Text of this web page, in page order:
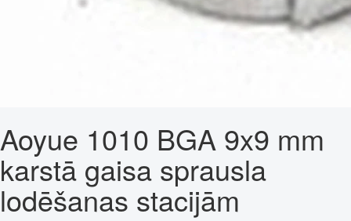
Aoyue 1010 BGA 9x9 mm
karstā gaisa sprausla
lodēšanas stacijām